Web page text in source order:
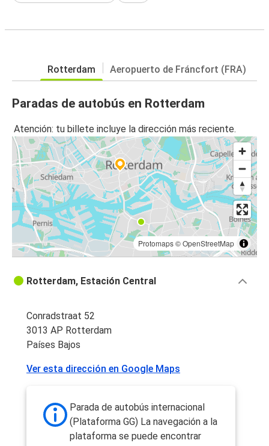
Rotterdam Aeropuerto de Fráncfort (FRA)
Paradas de autobús en Rotterdam
Atención: tu billete incluye la dirección más reciente.
Protomaps©OpenStreetMap
Rotterdam, Estación Central
Conradstraat 52
3013 AP Rotterdam
Países Bajos
Ver esta dirección en Google Maps
Parada de autobús internacional
(Plataforma GG) La navegación a la
plataforma se puede encontrar